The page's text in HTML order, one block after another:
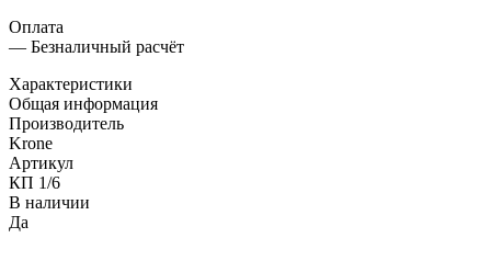
Оплата
— Безналичный расчёт
Характеристики
Общая информация
Производитель
Krone
Артикул
КП 1/6
В наличии
Да